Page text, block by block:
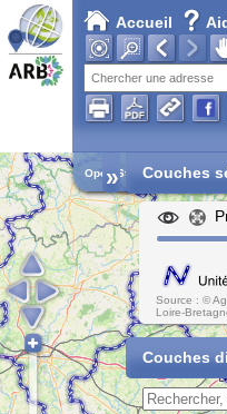
Accueil
Open Street Map
» Couches
Source : ©
Loire-
Couches